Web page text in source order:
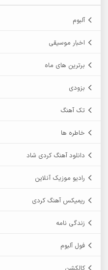
آلبوم
اخبار موسیقی
برترین های ماه
بزودی
تک آهنگ
خاطره ها
دانلود آهنگ کردی شاد
رادیو موزیک آنلاین
ریمیکس آهنگ کردی
زندگی نامه
فول آلبوم